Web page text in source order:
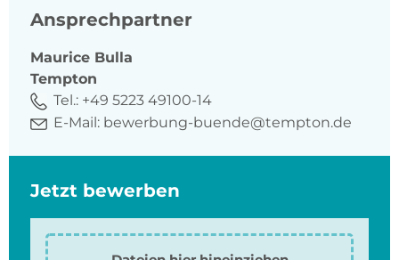
Ansprechpartner
Maurice Bulla
Tempton
Tel.: +49 5223 49100-14
E-Mail: bewerbung-buende@tempton.de
Jetzt bewerben